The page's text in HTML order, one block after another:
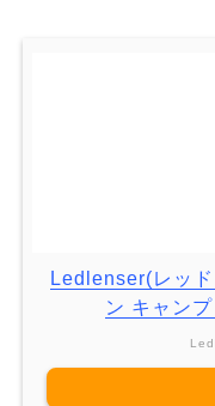
Ledlenser(レッ
ン キャン